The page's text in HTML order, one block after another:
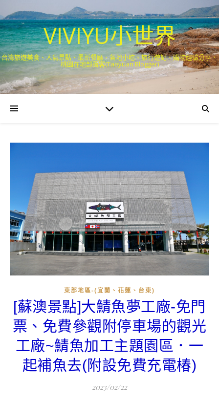
VIVIYU小世界
台灣旅遊美食、人氣景點、最新餐廳、各地小吃、旅行遊記、購物經驗分享．
桃園在地部落客(Taoyuan Blogger)
東部地區-(宜蘭、花蓮、台東)
[蘇澳景點]大鯖魚夢工廠-免門
票、免費參觀附停車場的觀光
工廠~鯖魚加工主題園區．一
起補魚去(附設免費充電椿)
2023/02/22